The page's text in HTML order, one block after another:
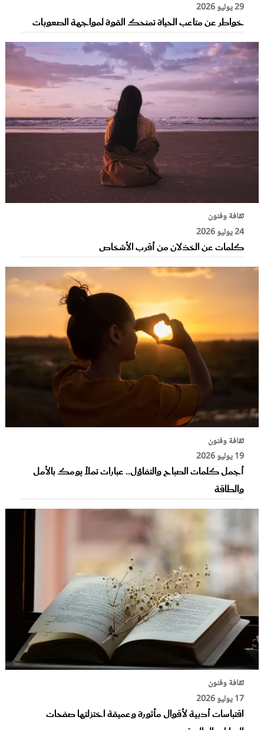
29 يوليو 2026
خواطر عن متاعب الحياة تمنحك القوة لمواجهة الصعوبات
ثقافة وفنون
24 يوليو 2026
كلمات عن الخذلان من أقرب الأشخاص
ثقافة وفنون
19 يوليو 2026
أجمل كلمات الصباح والتفاؤل.. عبارات تملأ يومك بالأمل
والطاقة
ثقافة وفنون
17 يوليو 2026
اقتباسات أدبية لأقوال مأثورة وعميقة اختزلتها صفحات